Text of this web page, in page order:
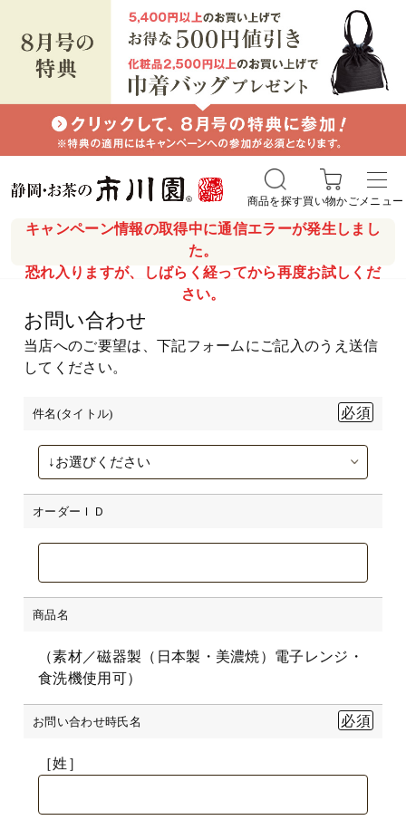
キャンペーン情報の取得中に通信エラーが発生しまし
た。
恐れ入りますが、しばらく経ってから再度お試しくだ
さい。
商品を探す買い物かごメニュー
お問い合わせ
当店へのご要望は、下記フォームにご記入のうえ送信
してください。
件名(タイトル)
オーダーＩＤ
商品名
（素材／磁器製（日本製・美濃焼）電子レンジ・
食洗機使用可）
お問い合わせ時氏名
［姓］